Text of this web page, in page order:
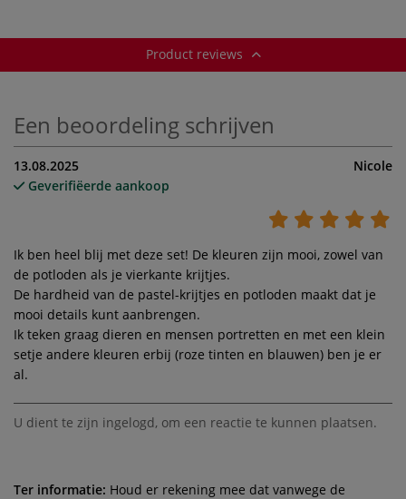
Product reviews
Een beoordeling schrijven
13.08.2025
Geverifiëerde aankoop
Nicole
Ik ben heel blij met deze set! De kleuren zijn mooi, zowel van
de potloden als je vierkante krijtjes.
De hardheid van de pastel-krijtjes en potloden maakt dat je
mooi details kunt aanbrengen.
Ik teken graag dieren en mensen portretten en met een klein
setje andere kleuren erbij (roze tinten en blauwen) ben je er
al.
U dient te zijn ingelogd, om een reactie te kunnen plaatsen.
Ter informatie: Houd er rekening mee dat vanwege de